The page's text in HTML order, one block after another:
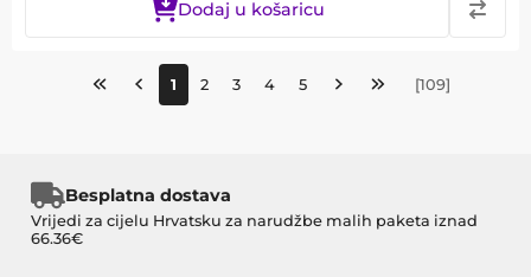
Dodaj u košaricu
1 2 3 4 5 [109]
Besplatna dostava
Vrijedi za cijelu Hrvatsku za narudžbe malih paketa iznad
66.36€